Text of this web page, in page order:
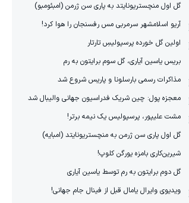
گل اول منچستریونایتد به پاری سن ژرمن (امبئومبو)
آریو اسلامشهر سرمربی مس رفسنجان را هوا کرد!
اولین گل خورده پرسپولیسِ تارتار
بریس یاسین آیاری، گل سوم برایتون به رم
مذاکرات رسمی بارسلونا و پاریس شروع شد
معجزه پول: چین شریک فدراسیون جهانی والیبال شد
مشت علیپور، پرسپولیس یک نیمه برتر!
گل اول پاری سن ژرمن به منچستریونایتد (امبایه)
شیرین‌کاری بامزه یورگن کلوپ!
گل دوم برایتون به رم توسط یاسین آیاری
ویدیوی وایرال یامال قبل از فینال جام جهانی!